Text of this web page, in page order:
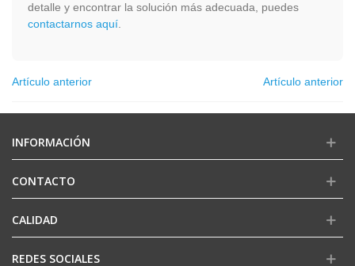
detalle y encontrar la solución más adecuada, puedes
contactarnos aquí
Artículo anterior Artículo anterior
INFORMACIÓN
CONTACTO
CALIDAD
REDES SOCIALES